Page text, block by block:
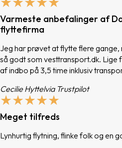
Varmeste anbefalinger af
flyttefirma
Jeg har prøvet at flytte flere
så godt som vesttransport.dk. Lige
af indbo på 3,5 time inklusiv
og hans crew. De kan flytte hvad
du skal flytte. De er hver en krone
Cecilie Hyttelvia Trustpilot
★★★★★
Meget tilfreds
Lynhurtig flytning, flinke folk og en